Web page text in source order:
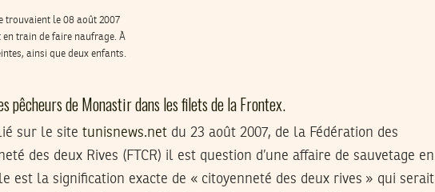
trouvaient le 08 août 2007
train de faire naufrage. À
ainsi que deux enfants.
pêcheurs de Monastir dans les filets de la Frontex.
sur le site tunisnews.net du 23 août 2007, de la Fédération des
des deux Rives (FTCR) il est question d’une affaire de sauvetage en
est la signification exacte de « citoyenneté des deux rives » qui serait